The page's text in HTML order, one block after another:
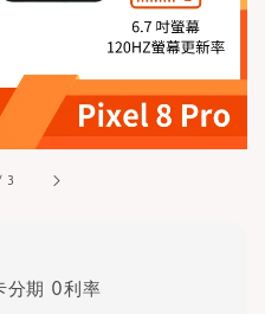
3
分期 0利率